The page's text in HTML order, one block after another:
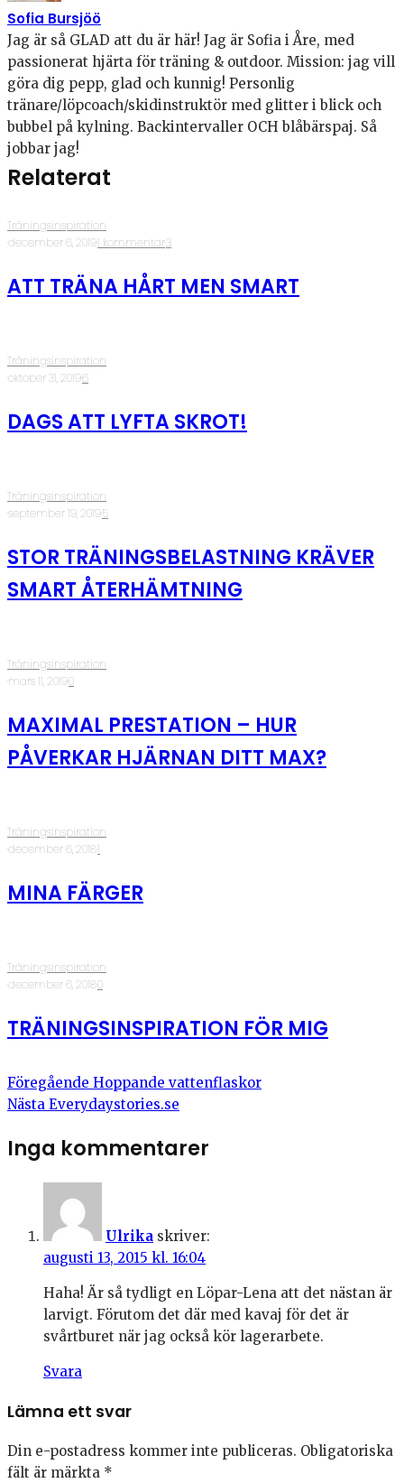
Sofia Bursjöö
Jag är så GLAD att du är här! Jag är Sofia i Åre, med
passionerat hjärta för träning & outdoor. Mission: jag vill
göra dig pepp, glad och kunnig! Personlig
tränare/löpcoach/skidinstruktör med glitter i blick och
bubbel på kylning. Backintervaller OCH blåbärspaj. Så
jobbar jag!
Relaterat
Träningsinspiration
·december 6, 2019·1 kommentar·3
ATT TRÄNA HÅRT MEN SMART
Träningsinspiration
·oktober 31, 2019·6
DAGS ATT LYFTA SKROT!
Träningsinspiration
·september 19, 2019·5
STOR TRÄNINGSBELASTNING KRÄVER
SMART ÅTERHÄMTNING
Träningsinspiration
·mars 11, 2019·0
MAXIMAL PRESTATION – HUR
PÅVERKAR HJÄRNAN DITT MAX?
Träningsinspiration
·december 6, 2018·1
MINA FÄRGER
Träningsinspiration
·december 6, 2018·0
TRÄNINGSINSPIRATION FÖR MIG
Föregående Hoppande vattenflaskor
Nästa Everydaystories.se
Inga kommentarer
Ulrika skriver:
augusti 13, 2015 kl. 16:04
Haha! Är så tydligt en Löpar-Lena att det nästan är
larvigt. Förutom det där med kavaj för det är
svårtburet när jag också kör lagerarbete.
Svara
Lämna ett svar
Din e-postadress kommer inte publiceras. Obligatoriska
fält är märkta *